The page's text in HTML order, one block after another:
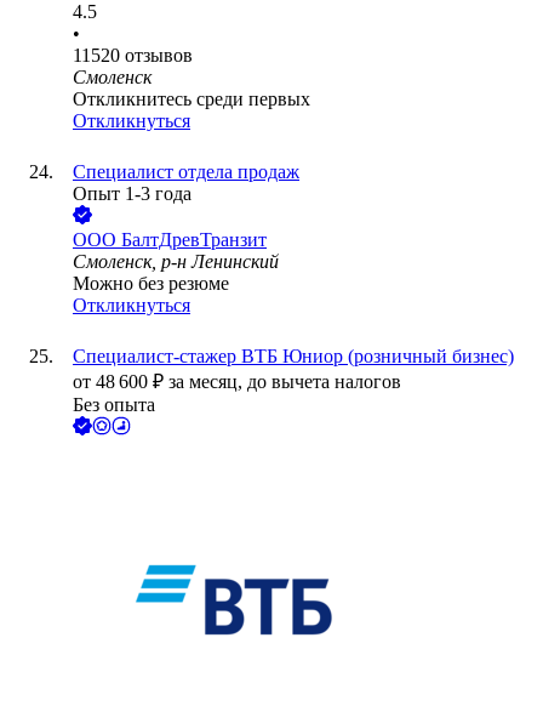
4.5
•
11520 отзывов
Смоленск
Откликнитесь среди первых
Откликнуться
Специалист отдела продаж
Опыт 1-3 года
ООО БалтДревТранзит
Смоленск, р-н Ленинский
Можно без резюме
Откликнуться
Специалист-стажер ВТБ Юниор (розничный бизнес)
от 48 600 ₽ за месяц, до вычета налогов
Без опыта